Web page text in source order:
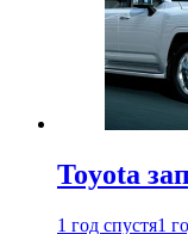
Toyota
1 год спустя1